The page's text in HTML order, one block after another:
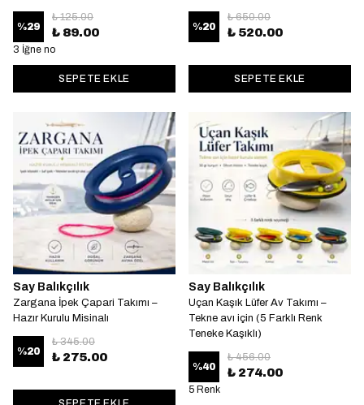
%29
₺ 125.00
₺ 89.00
3 İğne no
SEPETE EKLE
%20
₺ 650.00
₺ 520.00
SEPETE EKLE
Say Balıkçılık
Zargana İpek Çapari Takımı –
Hazır Kurulu Misinalı
%20
₺ 345.00
₺ 275.00
Say Balıkçılık
Uçan Kaşık Lüfer Av Takımı –
Tekne avı için (5 Farklı Renk
Teneke Kaşıklı)
%40
₺ 456.00
₺ 274.00
5 Renk